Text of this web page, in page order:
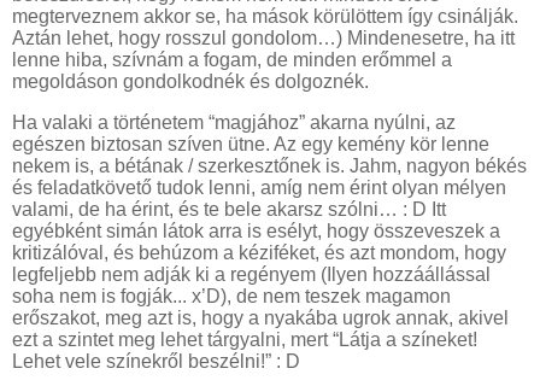
megterveznem akkor se, ha mások körülöttem így csinálják.
Aztán lehet, hogy rosszul gondolom…) Mindenesetre, ha itt
lenne hiba, szívnám a fogam, de minden erőmmel a
megoldáson gondolkodnék és dolgoznék.
Ha valaki a történetem “magjához” akarna nyúlni, az
egészen biztosan szíven ütne. Az egy kemény kör lenne
nekem is, a bétának / szerkesztőnek is. Jahm, nagyon békés
és feladatkövető tudok lenni, amíg nem érint olyan mélyen
valami, de ha érint, és te bele akarsz szólni… : D Itt
egyébként simán látok arra is esélyt, hogy összeveszek a
kritizálóval, és behúzom a kéziféket, és azt mondom, hogy
legfeljebb nem adják ki a regényem (Ilyen hozzáállással
soha nem is fogják... x’D), de nem teszek magamon
erőszakot, meg azt is, hogy a nyakába ugrok annak, akivel
ezt a szintet meg lehet tárgyalni, mert “Látja a színeket!
Lehet vele színekről beszélni!” : D